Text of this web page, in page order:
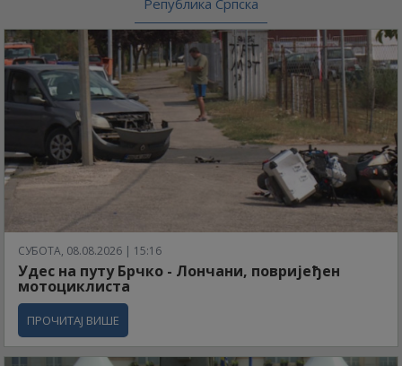
Република Српска
СУБОТА, 08.08.2026 | 15:16
Удес на путу Брчко - Лончани, повријеђен
мотоциклиста
ПРОЧИТАЈ ВИШЕ